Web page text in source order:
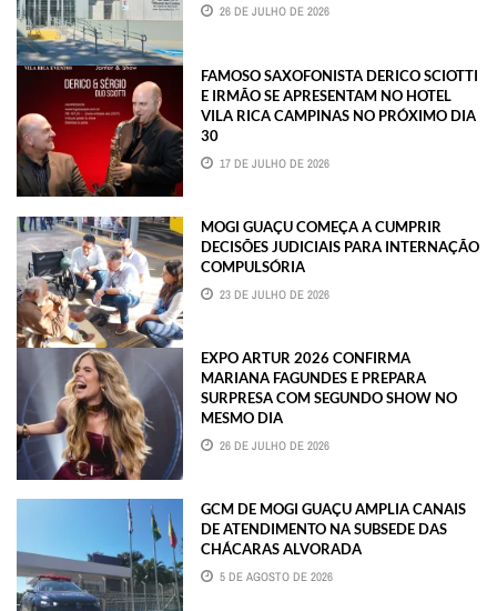
26 DE JULHO DE 2026
FAMOSO SAXOFONISTA DERICO SCIOTTI
E IRMÃO SE APRESENTAM NO HOTEL
VILA RICA CAMPINAS NO PRÓXIMO DIA
30
17 DE JULHO DE 2026
MOGI GUAÇU COMEÇA A CUMPRIR
DECISÕES JUDICIAIS PARA INTERNAÇÃO
COMPULSÓRIA
23 DE JULHO DE 2026
EXPO ARTUR 2026 CONFIRMA
MARIANA FAGUNDES E PREPARA
SURPRESA COM SEGUNDO SHOW NO
MESMO DIA
26 DE JULHO DE 2026
GCM DE MOGI GUAÇU AMPLIA CANAIS
DE ATENDIMENTO NA SUBSEDE DAS
CHÁCARAS ALVORADA
5 DE AGOSTO DE 2026